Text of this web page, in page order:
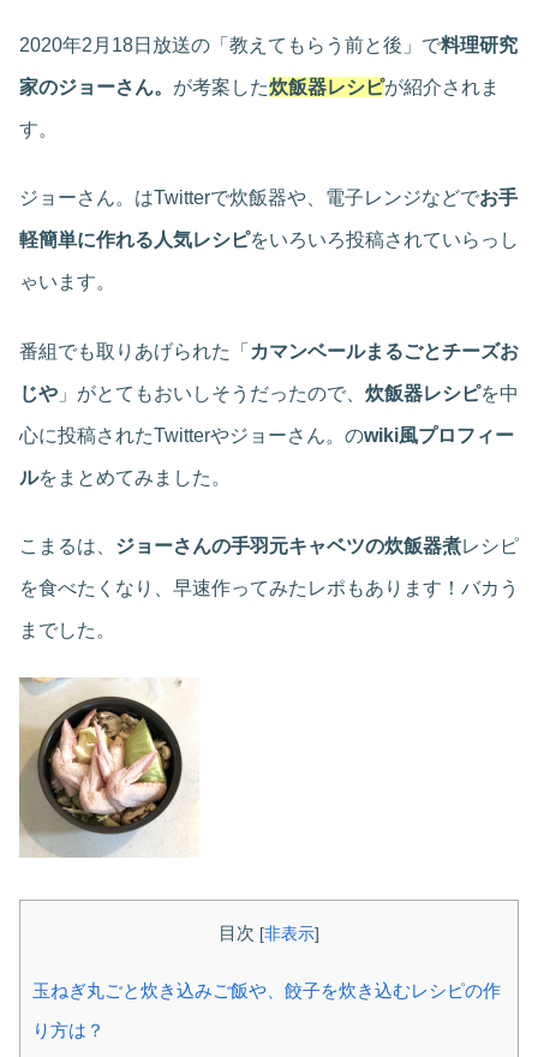
2020年2月18日放送の「教えてもらう前と後」で料理研究
家のジョーさん。 が考案した炊飯器レシピが紹介されま
す。
ジョーさん。はTwitterで炊飯器や、電子レンジなどでお手
軽簡単に作れる人気レシピをいろいろ投稿されていらっし
ゃいます。
番組でも取りあげられた「 カマンベールまるごとチーズお
じや 」がとてもおいしそうだったので、 炊飯器レシピを中
心に投稿されたTwitterやジョーさん。のwiki風プロフィー
ルをまとめてみました。
こまるは、 ジョーさんの手羽元キャベツの炊飯器煮レシピ
を食べたくなり、早速作ってみたレポもあります！バカう
までした。
目次 [非表示]
玉ねぎ丸ごと炊き込みご飯や、餃子を炊き込むレシピの作
り方は？